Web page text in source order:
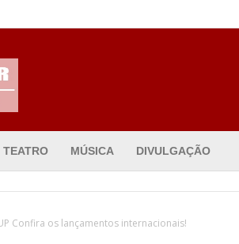
TEATRO MÚSICA DIVULGAÇÃO
Confira os lançamentos internacionais!